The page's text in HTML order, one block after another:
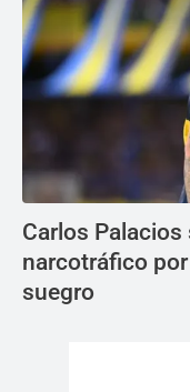
Carlos
narcotráfico
suegro